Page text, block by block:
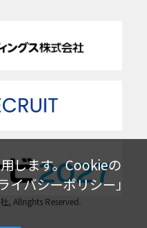
します。Cookieの
イバシーポリシー」
, Allrights Reserved.